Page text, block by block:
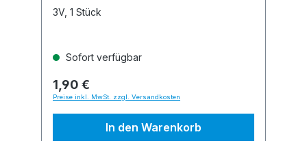
3V, 1 Stück
Sofort verfügbar
1,90 €
Preise inkl. MwSt. zzgl. Versandkosten
In den Warenkorb